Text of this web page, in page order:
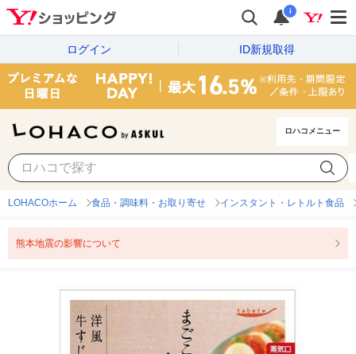
i
ログイン ID新規取得
ロハコメニュー
LOHACOホーム 食品・調味料・お取り寄せ インスタント・レトルト食品
熊本地震の影響について